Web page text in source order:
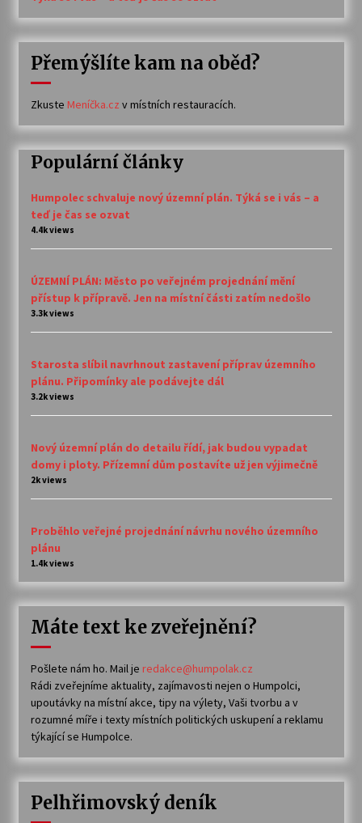
Přemýšlíte kam na oběd?
Zkuste Meníčka.cz v místních restauracích.
Populární články
Humpolec schvaluje nový územní plán. Týká se i vás – a
teď je čas se ozvat
4.4k views
ÚZEMNÍ PLÁN: Město po veřejném projednání mění
přístup k přípravě. Jen na místní části zatím nedošlo
3.3k views
Starosta slíbil navrhnout zastavení příprav územního
plánu. Připomínky ale podávejte dál
3.2k views
Nový územní plán do detailu řídí, jak budou vypadat
domy i ploty. Přízemní dům postavíte už jen výjimečně
2k views
Proběhlo veřejné projednání návrhu nového územního
plánu
1.4k views
Máte text ke zveřejnění?
Pošlete nám ho. Mail je redakce@humpolak.cz
Rádi zveřejníme aktuality, zajímavosti nejen o Humpolci,
upoutávky na místní akce, tipy na výlety, Vaši tvorbu a v
rozumné míře i texty místních politických uskupení a reklamu
týkající se Humpolce.
Pelhřimovský deník